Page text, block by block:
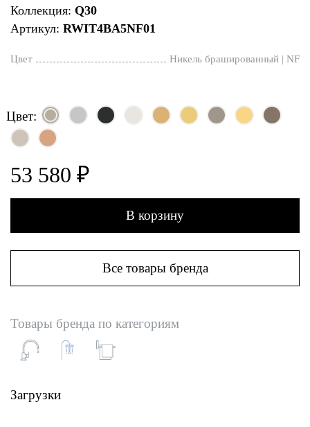
Коллекция: Q30
Артикул: RWIT4BA5NF01
Цвет Никель брашированный | NF
Цвет:
53 580 ₽
В корзину
Все товары бренда
Товары бренда по категориям
Загрузки